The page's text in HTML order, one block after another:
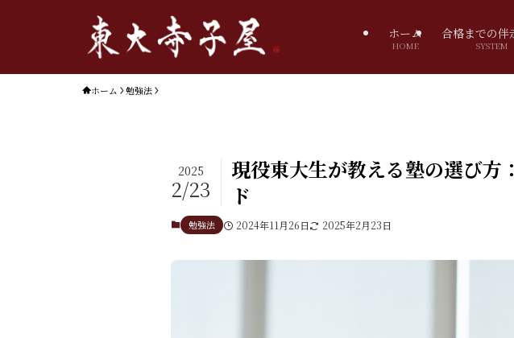
ホーム
HOME
合格までの伴
SYSTEM
ホーム 勉強法
現役東大生が教える塾の選び方
ド
2025
2/23
勉強法 2024年11月26日 2025年2月23日